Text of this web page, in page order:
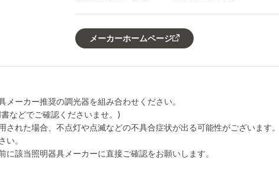
メーカーホームページ
ーカー推奨の調光器を組み合わせください。
などでご確認くださいませ。)
れた場合、不点灯や点滅などの不具合症状が出る可能性がございます。
い。
該当照明器具メーカーに直接ご確認をお願いします。